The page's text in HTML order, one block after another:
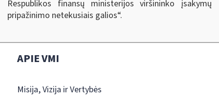
Respublikos finansų ministerijos viršininko įsakymų
pripažinimo netekusiais galios“.
APIE VMI
Misija, Vizija ir Vertybės